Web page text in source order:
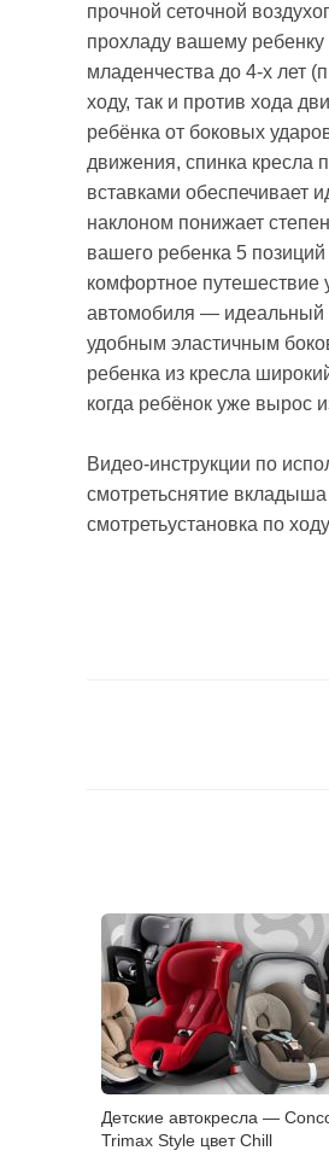
прочной сеточной
прохладу вашему ребенку
младенчества до 4-х лет
ходу, так и против хода
ребёнка от боковых
движения, спинка кресла
вставками обеспечивает
наклоном понижает
вашего ребенка 5
комфортное путешествие
автомобиля — идеальный
удобным эластичным
ребенка из кресла
когда ребёнок уже вырос
Видео-инструкции по
смотретьснятие
смотретьустановка по
Детские автокресла —
Trimax Style цвет Chill